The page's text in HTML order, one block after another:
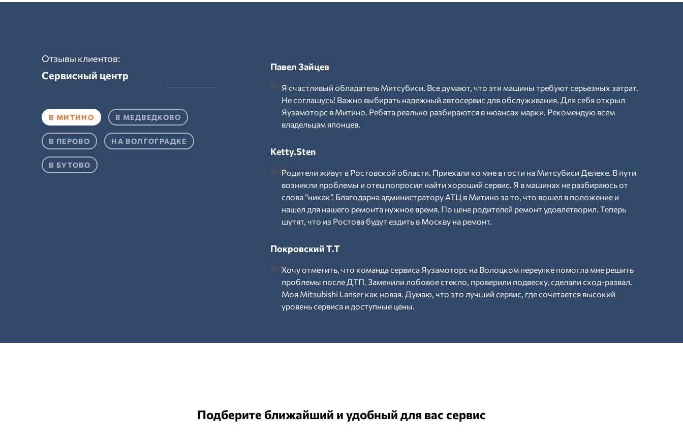
Отзывы клиентов:
Сервисный центр
В МИТИНО В МЕДВЕДКОВО
В ПЕРОВО НА ВОЛГОГРАДКЕ
В БУТОВО
Павел Зайцев
Я счастливый обладатель Митсубиси. Все думают, что эти машины требуют серьезных затрат.
Не соглашусь! Важно выбирать надежный автосервис для обслуживания. Для себя открыл
Яузамоторс в Митино. Ребята реально разбираются в нюансах марки. Рекомендую всем
владельцам японцев.
Ketty.Sten
Родители живут в Ростовской области. Приехали ко мне в гости на Митсубиси Делеке. В пути
возникли проблемы и отец попросил найти хороший сервис. Я в машинах не разбираюсь от
слова “никак”. Благодарна администратору АТЦ в Митино за то, что вошел в положение и
нашел для нашего ремонта нужное время. По цене родителей ремонт удовлетворил. Теперь
шутят, что из Ростова будут ездить в Москву на ремонт.
Покровский Т.Т
Хочу отметить, что команда сервиса Яузамоторс на Волоцком переулке помогла мне решить
проблемы после ДТП. Заменили лобовое стекло, проверили подвеску, сделали сход-развал.
Моя Mitsubishi Lanser как новая. Думаю, что это лучший сервис, где сочетается высокий
уровень сервиса и доступные цены.
Подберите ближайший и удобный для вас сервис